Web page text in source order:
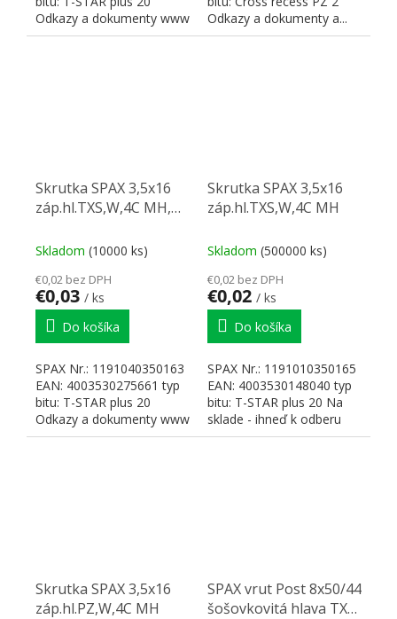
Odkazy a dokumenty www
SPAX
Odkazy a dokumenty a...
Skrutka SPAX 3,5x16
záp.hl.TXS,W,4C MH,
Skladom (10000 ks)
€0,02 bez DPH
€0,03 / ks
Do košíka
SPAX Nr.: 1191040350163
EAN: 4003530275661 typ
bitu: T-STAR plus 20
Odkazy a dokumenty www
SPAX
Skrutka SPAX 3,5x16
záp.hl.TXS,W,4C MH
Skladom (500000 ks)
€0,02 bez DPH
€0,02 / ks
Do košíka
SPAX Nr.: 1191010350165
EAN: 4003530148040 typ
bitu: T-STAR plus 20 Na
sklade - ihneď k odberu
Odkazy a dokumenty...
Skrutka SPAX 3,5x16
záp.hl.PZ,W,4C MH
SPAX vrut Post 8x50/44
šošovkovitá hlava TXS,